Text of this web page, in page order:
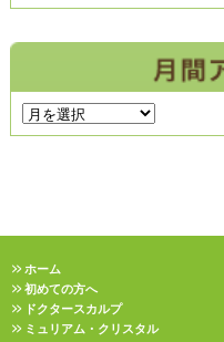
ホーム
初めての方へ
ドクタースカルプ
ミュリアム・クリスタル